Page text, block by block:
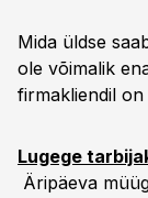
Mida üldse
ole võimalik
firmakliendil
Lugege
Äripäeva